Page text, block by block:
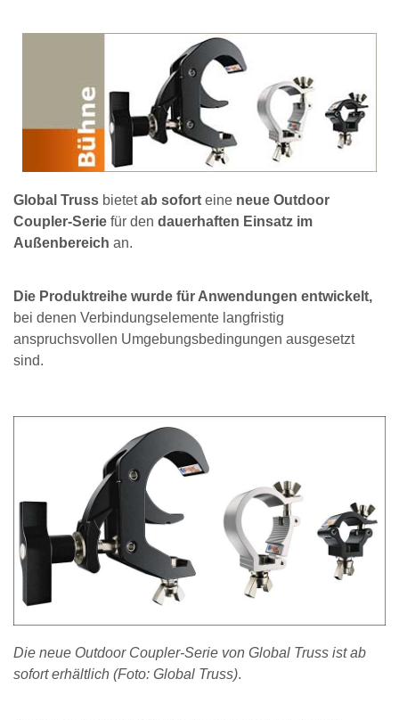
Global Truss bietetab sofort eine neue Outdoor
Coupler-Serie für den dauerhaften Einsatz im
Außenbereich an.
Die Produktreihe wurde für Anwendungen entwickelt,
bei denen Verbindungselemente langfristig
anspruchsvollen Umgebungsbedingungen ausgesetzt
sind.
Die neue Outdoor Coupler-Serie von Global Truss ist ab
sofort erhältlich (Foto: Global Truss).